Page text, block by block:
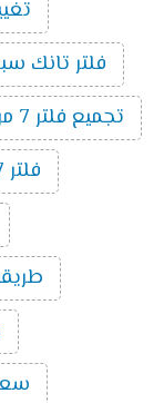
فلتر تانك
تجميع فلتر 7 مراحل
فلتر 7 مراحل بدون خزان وموتور
طريقة
سعر